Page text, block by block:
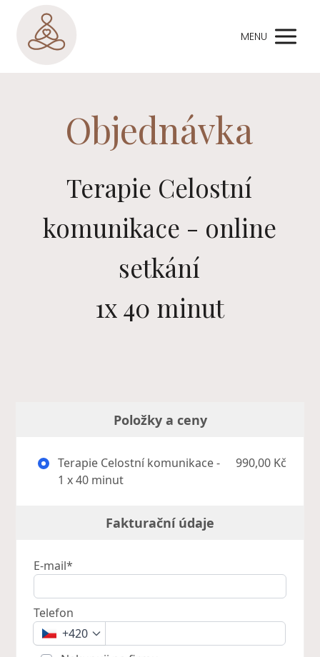
MENU
Objednávka
Terapie Celostní
komunikace - online
setkání
1x 40 minut
Položky a ceny
Terapie Celostní komunikace -
1 x 40 minut
990,00 Kč
Fakturační údaje
E-mail*
Telefon
+420